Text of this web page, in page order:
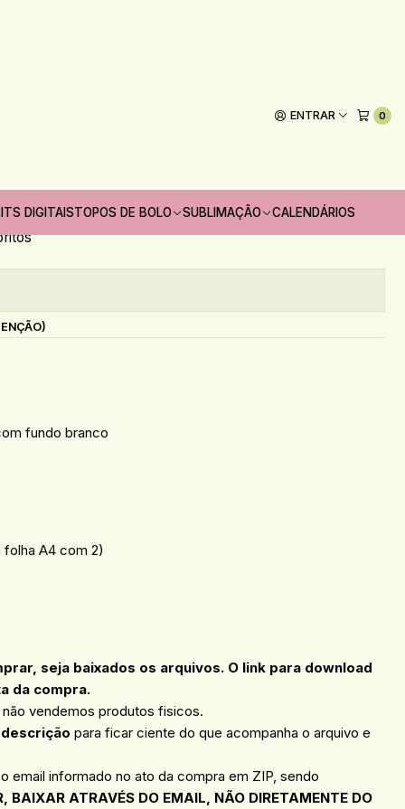
ENTRAR 0
DIGITAISTOPOS DE BOLO SUBLIMAÇÃO CALENDÁRIOS
fundo branco
folha A4 com 2)
seja baixados os arquivos. O link para download
da compra.
não vendemos produtos fisicos.
para ficar ciente do que acompanha o arquivo e
email informado no ato da compra em ZIP, sendo
BAIXAR ATRAVÉS DO EMAIL, NÃO DIRETAMENTE DO